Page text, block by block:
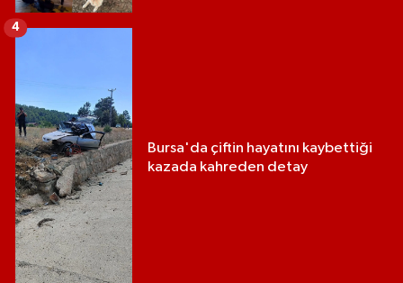
Bursa'da çiftin hayatını kaybettiği
kazada kahreden detay
4